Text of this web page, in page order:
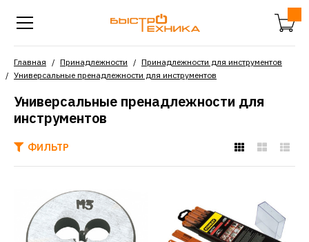
Главная Принадлежности
Принадлежности для инструментов
Универсальные пренадлежности для инструментов
Универсальные пренадлежности для
инструментов
ФИЛЬТР
Плашки вольфрамовые
TOPEX 25x9мм m12 din
223 14a312